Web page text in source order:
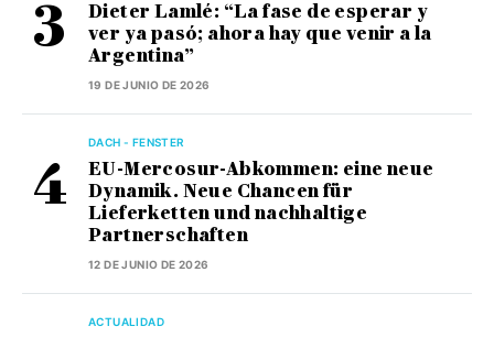
Dieter Lamlé: “La fase de esperar y
ver ya pasó; ahora hay que venir a la
Argentina”
19 DE JUNIO DE 2026
DACH - FENSTER
EU-Mercosur-Abkommen: eine neue
Dynamik. Neue Chancen für
Lieferketten und nachhaltige
Partnerschaften
12 DE JUNIO DE 2026
ACTUALIDAD